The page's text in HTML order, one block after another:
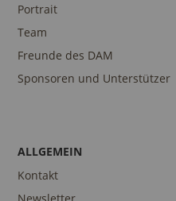
Portrait
Team
Freunde des DAM
Sponsoren und Unterstützer
ALLGEMEIN
Kontakt